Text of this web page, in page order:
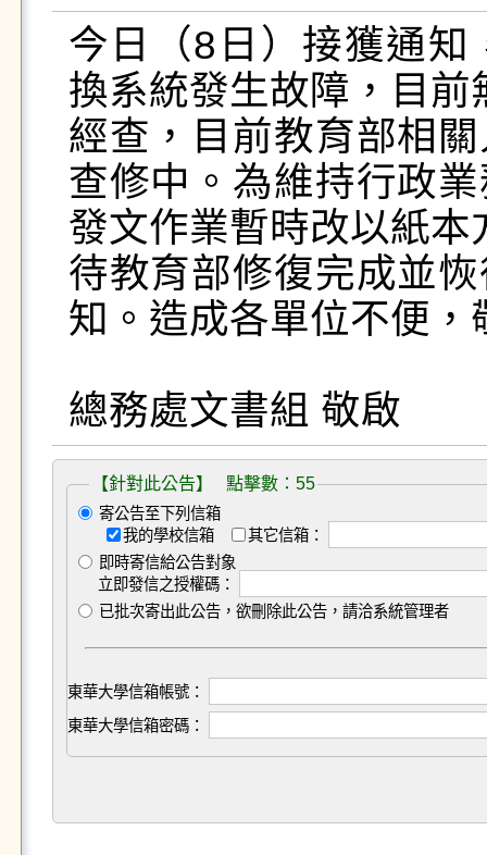
今日（8日）接獲通
換系統發生故障，目
經查，目前教育部相
查修中。為維持行政
發文作業暫時改以紙本
待教育部修復完成並
知。造成各單位不便，
總務處文書組 敬啟
【針對此公告】 點擊數：55
寄公告至下列信箱
我的學校信箱
其它信箱：
即時寄信給公告對象
立即發信之授權碼：
已批次寄出此公告，欲刪除此公告，請洽系統管理者
東華大學信箱帳號：
東華大學信箱密碼：